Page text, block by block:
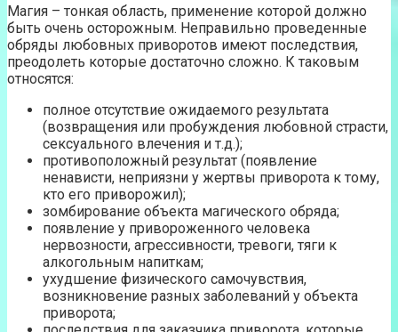
Магия – тонкая область, применение которой должно
быть очень осторожным. Неправильно проведенные
обряды любовных приворотов имеют последствия,
преодолеть которые достаточно сложно. К таковым
относятся:
полное отсутствие ожидаемого результата
(возвращения или пробуждения любовной страсти,
сексуального влечения и т.д.);
противоположный результат (появление
ненависти, неприязни у жертвы приворота к тому,
кто его приворожил);
зомбирование объекта магического обряда;
появление у привороженного человека
нервозности, агрессивности, тревоги, тяги к
алкогольным напиткам;
ухудшение физического самочувствия,
возникновение разных заболеваний у объекта
приворота;